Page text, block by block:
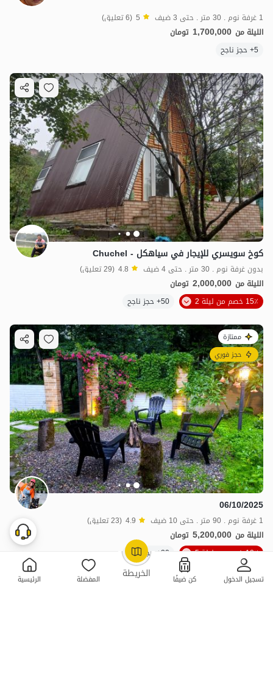
الخريطة تسجيل الدخول كن ضيفًا المفضلة الرئيسية
OpenStreetMap
1 غرفة نوم . 30 متر . حتى 3 ضيف 5 (6 تعليق)
الليلة من 1,700,000 تومان
5+ حجز ناجح
كوخ سويسري للإيجار في سياهکل - Chuchel
بدون غرفة نوم . 30 متر . حتى 4 ضيف 4.8 (29 تعليق)
الليلة من 2,000,000 تومان
15٪ خصم من ليلة 2
50+ حجز ناجح
ممتازة
حجز فوري
06/10/2025
1 غرفة نوم . 90 متر . حتى 10 ضيف 4.9 (23 تعليق)
الليلة من 5,200,000 تومان
10٪ خصم من ليلة 5
20+ حجز ناجح